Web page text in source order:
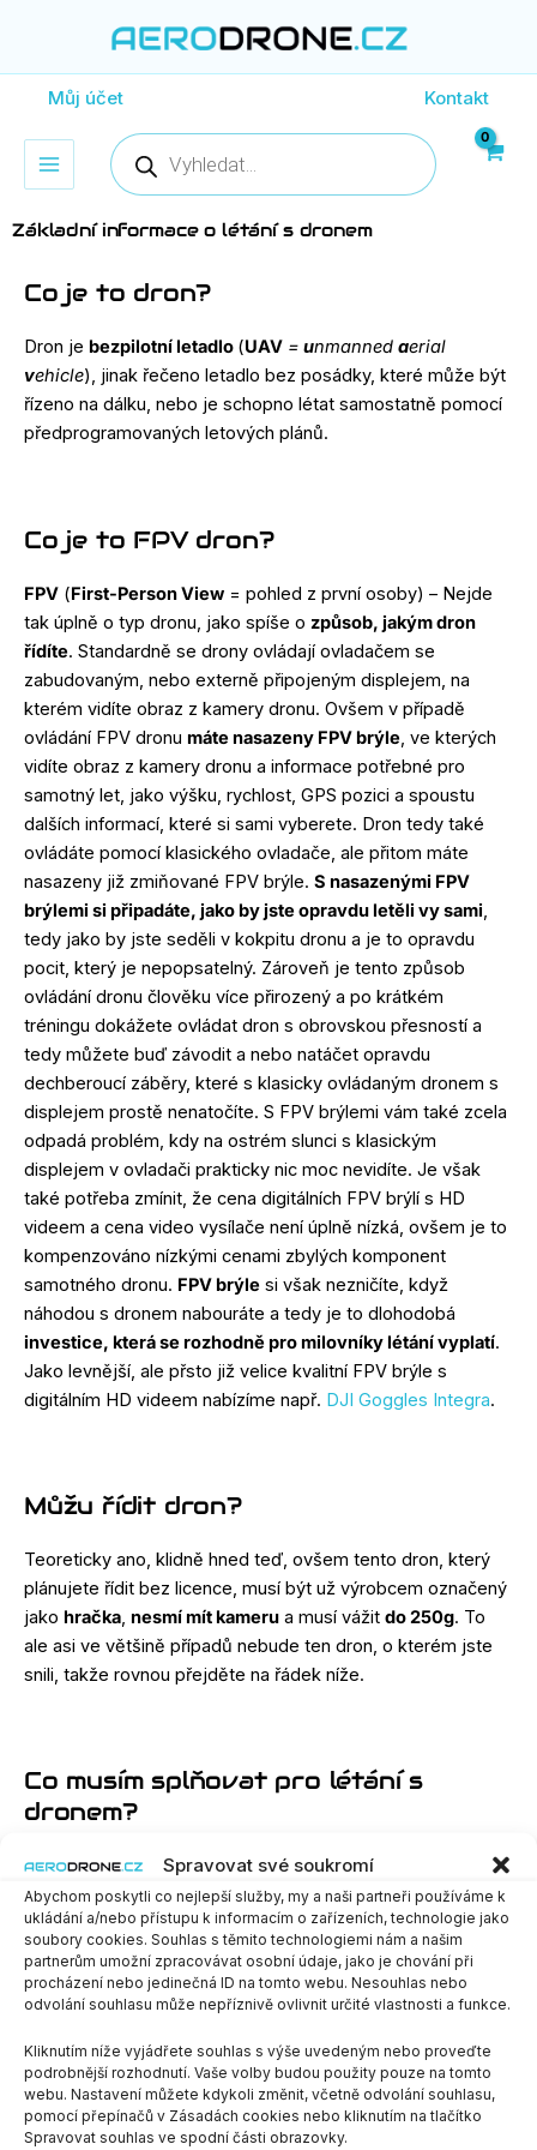
Spravovat své soukromí
Abychom poskytli co nejlepší služby, my a naši partneři používáme k
ukládání a/nebo přístupu k informacím o zařízeních, technologie jako
soubory cookies. Souhlas s těmito technologiemi nám a našim
partnerům umožní zpracovávat osobní údaje, jako je chování při
procházení nebo jedinečná ID na tomto webu. Nesouhlas nebo
odvolání souhlasu může nepříznivě ovlivnit určité vlastnosti a funkce.
Kliknutím níže vyjádřete souhlas s výše uvedeným nebo proveďte
podrobnější rozhodnutí. Vaše volby budou použity pouze na tomto
webu. Nastavení můžete kdykoli změnit, včetně odvolání souhlasu,
pomocí přepínačů v Zásadách cookies nebo kliknutím na tlačítko
Spravovat souhlas ve spodní části obrazovky.
obsah
Můj účet Kontakt
Products
search
Základní informace o létání s dronem
Co je to dron?
Dron je bezpilotní letadlo (UAV = unmanned aerial
vehicle), jinak řečeno letadlo bez posádky, které může být
řízeno na dálku, nebo je schopno létat samostatně pomocí
předprogramovaných letových plánů.
Co je to FPV dron?
FPV (First-Person View = pohled z první osoby) – Nejde
tak úplně o typ dronu, jako spíše o způsob, jakým dron
řídíte. Standardně se drony ovládají ovladačem se
zabudovaným, nebo externě připojeným displejem, na
kterém vidíte obraz z kamery dronu. Ovšem v případě
ovládání FPV dronu máte nasazeny FPV brýle , ve kterých
vidíte obraz z kamery dronu a informace potřebné pro
samotný let, jako výšku, rychlost, GPS pozici a spoustu
dalších informací, které si sami vyberete. Dron tedy také
ovládáte pomocí klasického ovladače, ale přitom máte
nasazeny již zmiňované FPV brýle. S nasazenými FPV
brýlemi si připadáte, jako by jste opravdu letěli vy sami
tedy jako by jste seděli v kokpitu dronu a je to opravdu
pocit, který je nepopsatelný. Zároveň je tento způsob
ovládání dronu člověku více přirozený a po krátkém
tréningu dokážete ovládat dron s obrovskou přesností a
tedy můžete buď závodit a nebo natáčet opravdu
dechberoucí záběry, které s klasicky ovládaným dronem s
displejem prostě nenatočíte. S FPV brýlemi vám také zcela
odpadá problém, kdy na ostrém slunci s klasickým
displejem v ovladači prakticky nic moc nevidíte. Je však
také potřeba zmínit, že cena digitálních FPV brýlí s HD
videem a cena video vysílače není úplně nízká, ovšem je to
kompenzováno nízkými cenami zbylých komponent
samotného dronu. FPV brýle si však nezničíte, když
náhodou s dronem nabouráte a tedy je to dlohodobá
investice, která se rozhodně pro milovníky létání vyplatí.
Jako levnější, ale přsto již velice kvalitní FPV brýle s
digitálním HD videem nabízíme např. DJI Goggles Integra.
Můžu řídit dron?
Teoreticky ano, klidně hned teď, ovšem tento dron, který
plánujete řídit bez licence, musí být už výrobcem označený
jako hračka, nesmí mít kameru a musí vážit do 250g. To
ale asi ve většině případů nebude ten dron, o kterém jste
snili, takže rovnou přejděte na řádek níže.
Co musím splňovat pro létání s
dronem?
věk minimálně 16 let.
registrace provozovatele– pokud jste zároveň i
provozovatelemdronu (tedy majitelem = vy jste
si jej zakoupili a nemáte jej např. zapůjčený),
udělejte si:registraci provozovatele
licence– ve většině případů si jako začátečníci
podkategoriemiA1aA3. Poslední nutnost je tedy
absolvovatonline testy na webu CAA(Civil
AviationAuthority = Úřad pro civilní letectví) v